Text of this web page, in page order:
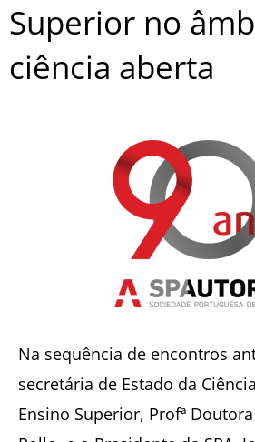
Superior no
ciência aberta
Na sequência de encontros
secretária de Estado da
Ensino Superior, Profª